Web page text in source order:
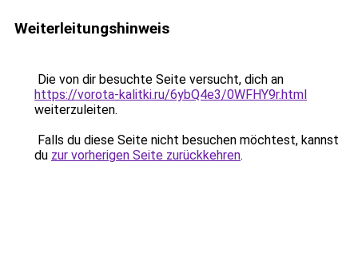
Weiterleitungshinweis
Die von dir besuchte Seite versucht, dich an
https://vorota-kalitki.ru/6ybQ4e3/0WFHY9r.html
weiterzuleiten.
Falls du diese Seite nicht besuchen möchtest, kannst
du zur vorherigen Seite zurückkehren.